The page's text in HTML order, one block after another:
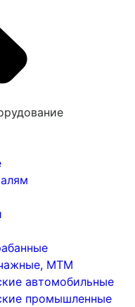
МТМ
автомобильные
промышленные